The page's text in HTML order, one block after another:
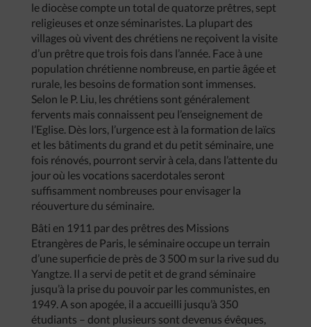
le diocèse compte un total de quatorze prêtres, sept
religieuses et onze séminaristes. La plupart des
villages où vivent des chrétiens ne reçoivent la visite
d’un prêtre que trois fois dans l’année. Face à une
population chrétienne nombreuse, en partie âgée et
rurale, les besoins de formation sont immenses.
Selon le P. Liu, les chrétiens sont généralement
fervents mais connaissent peu l’enseignement de
l’Eglise. Dès lors, l’urgence est à la formation de laïcs
et les bâtiments du grand et du petit séminaire, une
fois rénovés, pourront servir à cela, dans l’attente du
jour où les vocations sacerdotales seront
suffisamment nombreuses pour envisager la
réouverture du séminaire.
Bâti en 1911 par des prêtres des Missions
Etrangères de Paris, le séminaire occupe un terrain
d’une superficie de près de 3 500 m sur la rive sud du
Yangtze. Il a servi de petit et de grand séminaire
jusqu’à la prise du pouvoir par les communistes, en
1949. A son apogée, il a accueilli jusqu’à 350
étudiants – dont plusieurs sont devenus évêques,